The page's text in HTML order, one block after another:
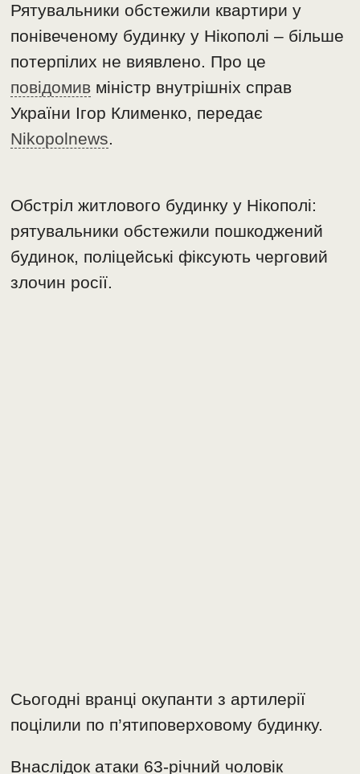
Рятувальники обстежили квартири у
понівеченому будинку у Нікополі – більше
потерпілих не виявлено. Про це
повідомив міністр внутрішніх справ
України Ігор Клименко, передає
Nikopolnews.
Обстріл житлового будинку у Нікополі:
рятувальники обстежили пошкоджений
будинок, поліцейські фіксують черговий
злочин росії.
Сьогодні вранці окупанти з артилерії
поцілили по п’ятиповерховому будинку.
Внаслідок атаки 63-річний чоловік